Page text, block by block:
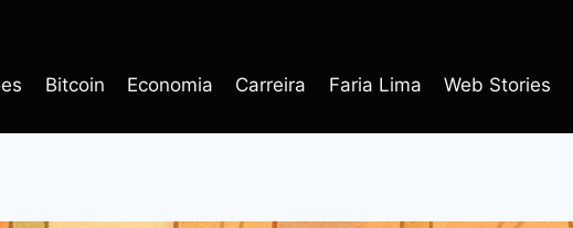
Bitcoin Economia Carreira Faria Lima Web Stories